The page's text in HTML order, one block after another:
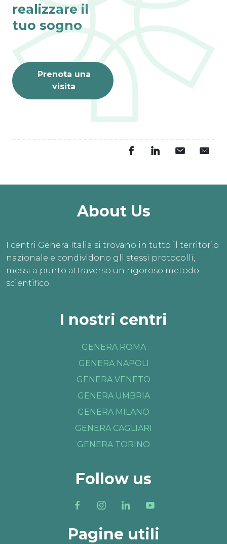
realizzare il
tuo sogno
Prenota una
visita
About Us
I centri Genera Italia si trovano in tutto il territorio
nazionale e condividono gli stessi protocolli,
messi a punto attraverso un rigoroso metodo
scientifico.
I nostri centri
GENERA ROMA
GENERA NAPOLI
GENERA VENETO
GENERA UMBRIA
GENERA MILANO
GENERA CAGLIARI
GENERA TORINO
Follow us
Pagine utili